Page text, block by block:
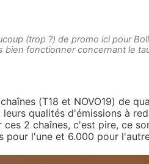
(trop ?) de promo ici pour
bien fonctionner concernant le
(T18 et NOVO19) de
qualités d'émissions à
ces 2 chaînes, c'est pire, ce
pour l'une et 6.000 pour